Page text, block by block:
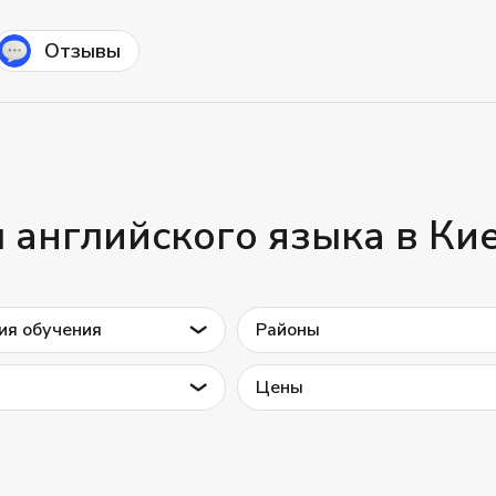
Отзывы
английского языка в
обучения Районы
Цены